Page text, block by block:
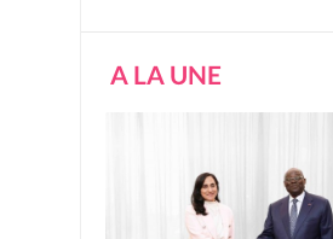
A LA UNE